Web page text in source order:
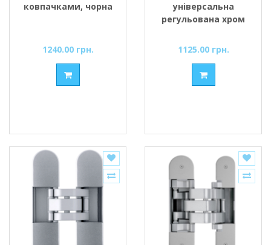
ковпачками, чорна
1240.00 грн.
універсальна
регульована хром
1125.00 грн.